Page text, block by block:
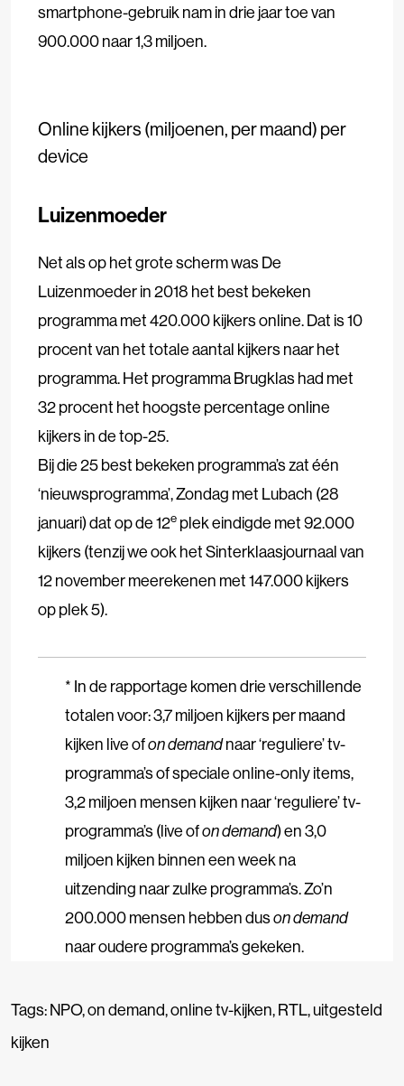
smartphone-gebruik nam in drie jaar toe van
900.000 naar 1,3 miljoen.
Online kijkers (miljoenen, per maand) per
device
Luizenmoeder
Net als op het grote scherm was De
Luizenmoeder in 2018 het best bekeken
programma met 420.000 kijkers online. Dat is 10
procent van het totale aantal kijkers naar het
programma. Het programma Brugklas had met
32 procent het hoogste percentage online
kijkers in de top-25.
Bij die 25 best bekeken programma’s zat één
‘nieuwsprogramma’, Zondag met Lubach (28
januari) dat op de 12e plek eindigde met 92.000
kijkers (tenzij we ook het Sinterklaasjournaal van
12 november meerekenen met 147.000 kijkers
op plek 5).
* In de rapportage komen drie verschillende
totalen voor: 3,7 miljoen kijkers per maand
kijken live ofon demandnaar ‘reguliere’ tv-
programma’s of speciale online-only items,
3,2 miljoen mensen kijken naar ‘reguliere’ tv-
programma’s (live ofon demand) en 3,0
miljoen kijken binnen een week na
uitzending naar zulke programma’s. Zo’n
200.000 mensen hebben duson demand
naar oudere programma’s gekeken.
Tags:NPO,on demand,online tv-kijken,RTL,uitgesteld
kijken